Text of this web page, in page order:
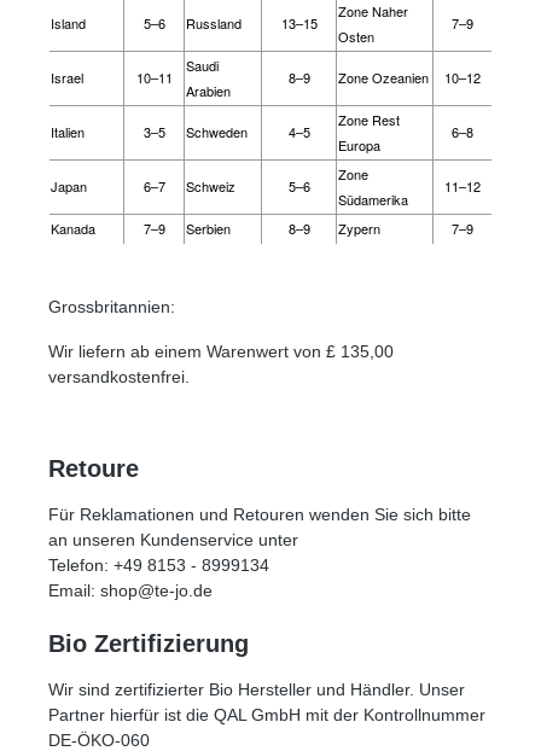
Island 5–6 Russland 13–15
Zone Naher
Osten
7–9
Israel 10–11
Saudi
Arabien
8–9 Zone Ozeanien 10–12
Italien 3–5 Schweden 4–5
Zone Rest
Europa
6–8
Japan 6–7 Schweiz 5–6
Zone
Südamerika
11–12
Kanada 7–9 Serbien 8–9 Zypern 7–9
Grossbritannien:
Wir liefern ab einem Warenwert von £ 135,00
versandkostenfrei.
Retoure
Für Reklamationen und Retouren wenden Sie sich bitte
an unseren Kundenservice unter
Telefon: +49 8153 - 8999134
Email: shop@te-jo.de
Bio Zertifizierung
Wir sind zertifizierter Bio Hersteller und Händler. Unser
Partner hierfür ist die QAL GmbH mit der Kontrollnummer
DE-ÖKO-060